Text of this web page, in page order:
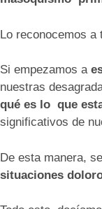
Lo reconocemos
Si empezamos a
nuestras
qué es lo que
significativos de
De esta manera,
situaciones